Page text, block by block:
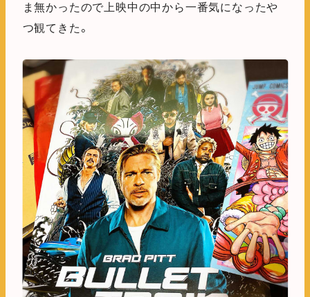
ま無かったので上映中の中から一番気になったや
つ観てきた。